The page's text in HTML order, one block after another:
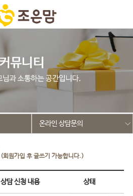
(회원가입 후 글쓰기 가능합니다.)
온라인 상담문의
상담 신청 내용 상태